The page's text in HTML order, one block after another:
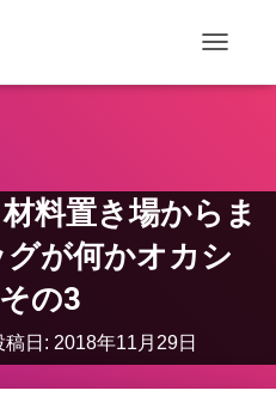
料置き場からま
が何かオカシ
の3
稿日: 2018年11月29日